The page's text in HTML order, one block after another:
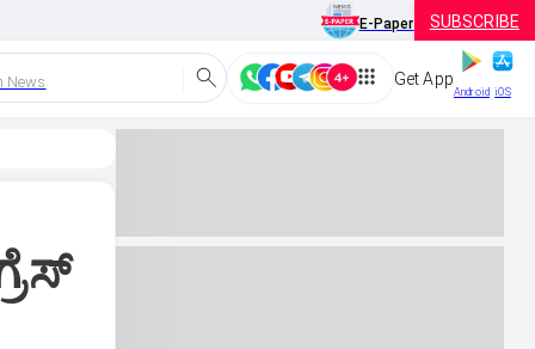
E-Paper SUBSCRIBE
News Get App
Android iOS